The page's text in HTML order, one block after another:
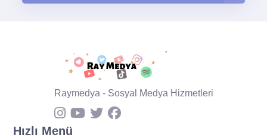
Raymedya - Sosyal Medya Hizmetleri
Hızlı Menü